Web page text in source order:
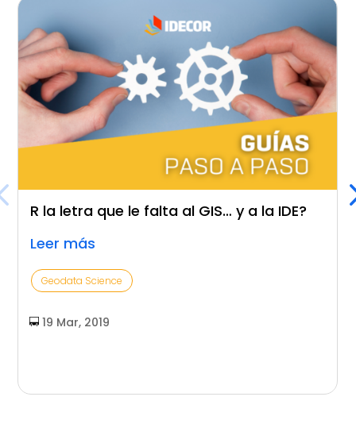
R la letra que le falta al GIS… y a la IDE?
Leer más
Geodata Science
19 Mar, 2019